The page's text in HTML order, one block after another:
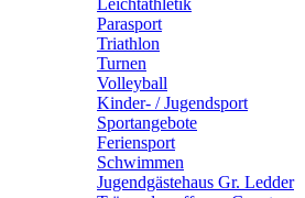
Leichtathletik
Parasport
Triathlon
Turnen
Volleyball
Kinder- / Jugendsport
Sportangebote
Feriensport
Schwimmen
Jugendgästehaus Gr. Ledder